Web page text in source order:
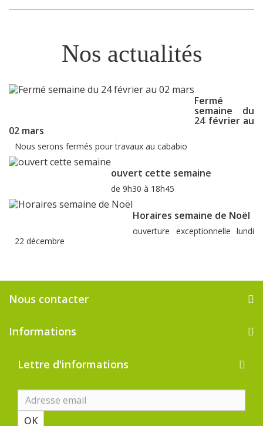
Nos actualités
Fermé
semaine du
24 février au
02 mars
Nous serons fermés pour travaux au cababio
ouvert cette semaine
de 9h30 à 18h45
Horaires semaine de Noël
ouverture exceptionnelle lundi
22 décembre
Nous contacter
Informations
Lettre d'informations
OK